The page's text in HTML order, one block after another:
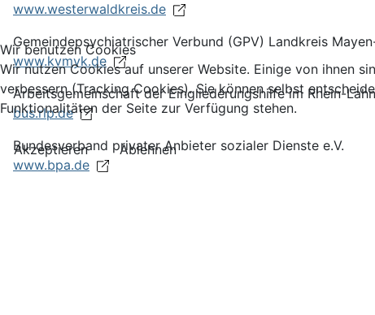
www.westerwaldkreis.de
Gemeindepsychiatrischer Verbund (GPV) Landkreis
www.kvmyk.de
Arbeitsgemeinschaft der Eingliederungshilfe im Rhein-
bus.rlp.de
Bundesverband privater Anbieter sozialer Dienste e.V.
www.bpa.de
Wir benutzen Cookies
Wir nutzen Cookies auf unserer Website. Einige von ihnen
verbessern (Tracking Cookies). Sie können selbst
Funktionalitäten der Seite zur Verfügung stehen.
Akzeptieren
Ablehnen